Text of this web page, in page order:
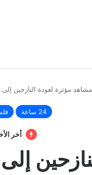
مشاهد مؤثرة لعودة النازحين
24 ساعة
أخر